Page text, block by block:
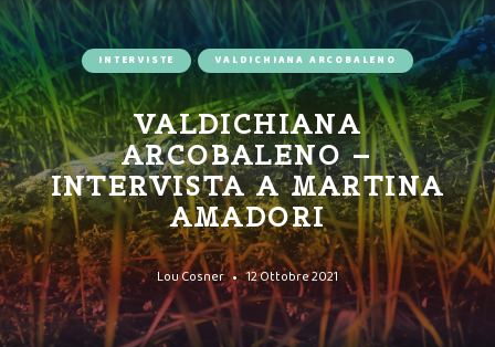
INTERVISTE VALDICHIANA ARCOBALENO
VALDICHIANA
ARCOBALENO –
INTERVISTA A MARTINA
AMADORI
Lou Cosner 12 Ottobre 2021